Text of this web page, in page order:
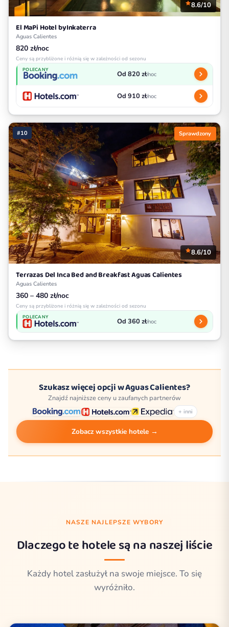
8.6/10
El MaPi Hotel byInkaterra
Aguas Calientes
820 zł/noc
Ceny są przybliżone i różnią się w zależności od sezonu
POLECANY Od 820 zł/noc
Od 910 zł/noc
#10 Sprawdzony
8.6/10
Terrazas Del Inca Bed and Breakfast Aguas Calientes
Aguas Calientes
360 – 480 zł/noc
Ceny są przybliżone i różnią się w zależności od sezonu
POLECANY Od 360 zł/noc
Szukasz więcej opcji w Aguas Calientes?
Znajdź najniższe ceny u zaufanych partnerów
+ inni
Zobacz wszystkie hotele →
NASZE NAJLEPSZE WYBORY
Dlaczego te hotele są na naszej liście
Każdy hotel zasłużył na swoje miejsce. To się
wyróżniło.